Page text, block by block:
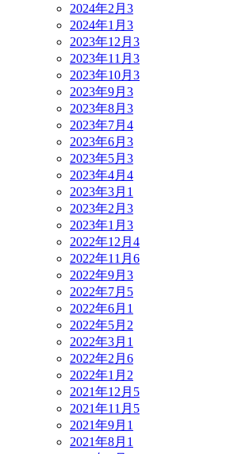
2024年2月 3
2024年1月 3
2023年12月 3
2023年11月 3
2023年10月 3
2023年9月 3
2023年8月 3
2023年7月 4
2023年6月 3
2023年5月 3
2023年4月 4
2023年3月 1
2023年2月 3
2023年1月 3
2022年12月 4
2022年11月 6
2022年9月 3
2022年7月 5
2022年6月 1
2022年5月 2
2022年3月 1
2022年2月 6
2022年1月 2
2021年12月 5
2021年11月 5
2021年9月 1
2021年8月 1